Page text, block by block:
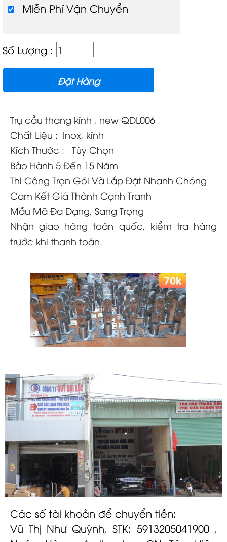
Miễn Phí Vận Chuyển
Số Lượng :
Đặt Hàng
Trụ cầu thang kính , new QDL006
Chất Liệu : Inox, kính
Kích Thước : Tùy Chọn
Bảo Hành 5 Đến 15 Năm
Thi Công Trọn Gói Và Lắp Đặt Nhanh Chóng
Cam Kết Giá Thành Cạnh Tranh
Mẫu Mã Đa Dạng, Sang Trọng
Nhận giao hàng toàn quốc, kiểm tra hàng
trước khi thanh toán.
Các số tài khoản để chuyển tiền:
Vũ Thị Như Quỳnh, STK: 5913205041900 ,